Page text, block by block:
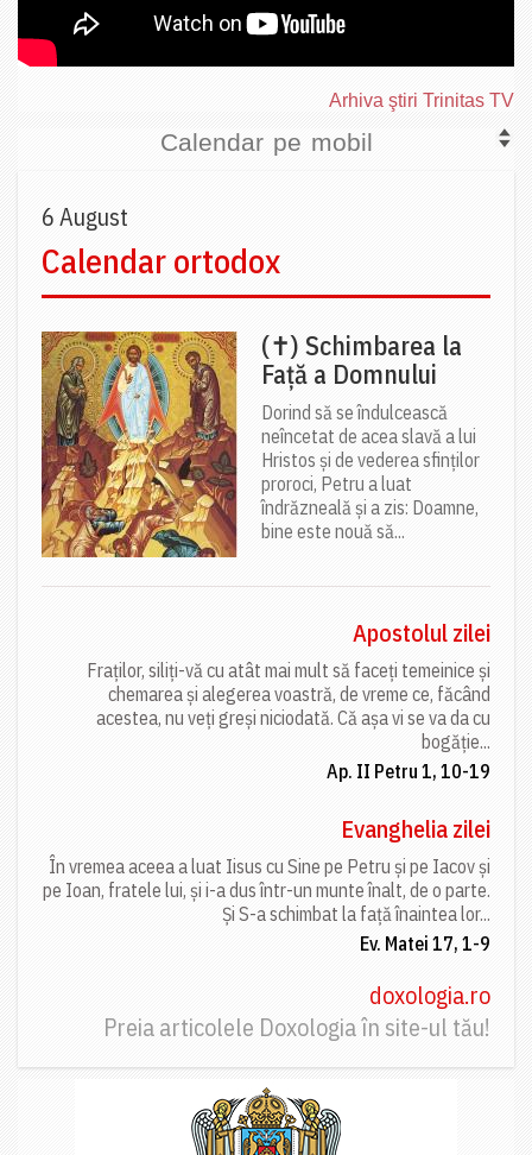
Arhiva ştiri Trinitas TV
Calendar pe mobil
6 August
Calendar ortodox
(✝) Schimbarea la
Față a Domnului
Dorind să se îndulcească
neîncetat de acea slavă a lui
Hristos și de vederea sfinților
proroci, Petru a luat
îndrăzneală și a zis: Doamne,
bine este nouă să...
Apostolul zilei
Fraților, siliți-vă cu atât mai mult să faceți temeinice și
chemarea și alegerea voastră, de vreme ce, făcând
acestea, nu veți greși niciodată. Că așa vi se va da cu
bogăție...
Ap. II Petru 1, 10-19
Evanghelia zilei
În vremea aceea a luat Iisus cu Sine pe Petru și pe Iacov și
pe Ioan, fratele lui, și i-a dus într-un munte înalt, de o parte.
Și S-a schimbat la față înaintea lor...
Ev. Matei 17, 1-9
doxologia.ro
Preia articolele Doxologia în site-ul tău!